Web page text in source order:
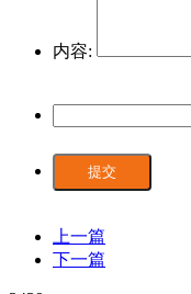
内容:
提交
上一篇
下一篇